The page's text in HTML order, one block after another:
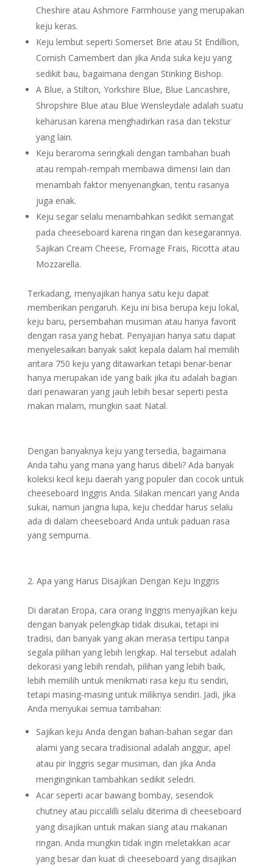
Cheshire atau Ashmore Farmhouse yang merupakan
keju keras.
Keju lembut seperti Somerset Brie atau St Endillion,
Cornish Camembert dan jika Anda suka keju yang
sedikit bau, bagaimana dengan Stinking Bishop.
A Blue, a Stilton, Yorkshire Blue, Blue Lancashire,
Shropshire Blue atau Blue Wensleydale adalah suatu
keharusan karena menghadirkan rasa dan tekstur
yang lain.
Keju beraroma seringkali dengan tambahan buah
atau rempah-rempah membawa dimensi lain dan
menambah faktor menyenangkan, tentu rasanya
juga enak.
Keju segar selalu menambahkan sedikit semangat
pada cheeseboard karena ringan dan kesegarannya.
Sajikan Cream Cheese, Fromage Frais, Ricotta atau
Mozzarella.
Terkadang, menyajikan hanya satu keju dapat
memberikan pengaruh. Keju ini bisa berupa keju lokal,
keju baru, persembahan musiman atau hanya favorit
dengan rasa yang hebat. Penyajian hanya satu dapat
menyelesaikan banyak sakit kepala dalam hal memilih
antara 750 keju yang ditawarkan tetapi benar-benar
hanya merupakan ide yang baik jika itu adalah bagian
dari penawaran yang jauh lebih besar seperti pesta
makan malam, mungkin saat Natal.
Dengan banyaknya keju yang tersedia, bagaimana
Anda tahu yang mana yang harus dibeli? Ada banyak
koleksi kecil keju daerah yang populer dan cocok untuk
cheeseboard Inggris Anda. Silakan mencari yang Anda
sukai, namun jangna lupa, keju cheddar harus selalu
ada di dalam cheeseboard Anda untuk paduan rasa
yang sempurna.
Apa yang Harus Disajikan Dengan Keju Inggris
Di daratan Eropa, cara orang Inggris menyajikan keju
dengan banyak pelengkap tidak disukai, tetapi ini
tradisi, dan banyak yang akan merasa tertipu tanpa
segala pilihan yang lebih lengkap. Hal tersebut adalah
dekorasi yang lebih rendah, pilihan yang lebih baik,
lebih memilih untuk menikmati rasa keju itu sendiri,
tetapi masing-masing untuk miliknya sendiri. Jadi, jika
Anda menyukai semua tambahan:
Sajikan keju Anda dengan bahan-bahan segar dan
alami yang secara tradisional adalah anggur, apel
atau pir Inggris segar musiman, dan jika Anda
menginginkan tambahkan sedikit seledri.
Acar seperti acar bawang bombay, sesendok
chutney atau piccalilli selalu diterima di cheeseboard
yang disajikan untuk makan siang atau makanan
ringan. Anda mungkin tidak ingin meletakkan acar
yang besar dan kuat di cheeseboard yang disajikan